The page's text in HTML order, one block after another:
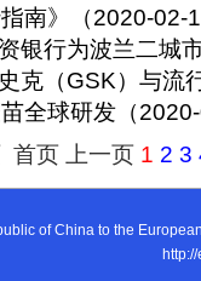
南》
（2020-02-
银行为波兰二城
克（GSK）与流
全球研发 （
首页 上一页 1 2 3
of China to the